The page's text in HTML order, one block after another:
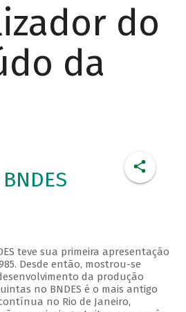
do
da
teve sua primeira apresentação
Desde então, mostrou-se
da produção
no BNDES é o mais antigo
no Rio de Janeiro,